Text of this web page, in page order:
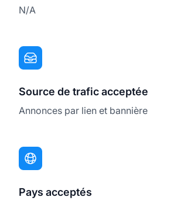
N/A
Source de trafic acceptée
Annonces par lien et bannière
Pays acceptés